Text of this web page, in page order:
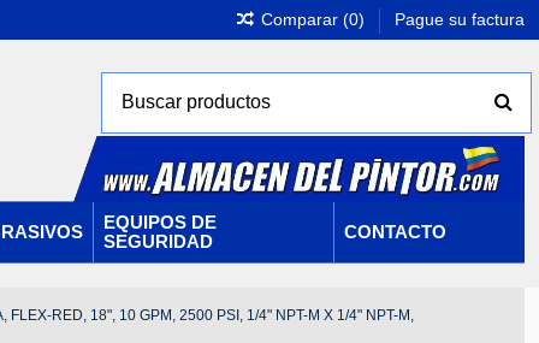
Comparar (0) Pague su factura
EQUIPOS DE
SEGURIDAD
CONTACTO
FLEX-RED, 18", 10 GPM, 2500 PSI, 1/4" NPT-M X 1/4" NPT-M,